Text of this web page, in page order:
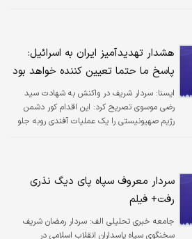
هشدار تهدیدآمیز ایران به اسرائیل:
پاسخ ما حتما تعیین کننده خواهد بود
ايسنا: سردار شریف در واکنش به شهادت سید
رضی موسوی تصریح کرد: این اقدام کور دشمن
رژیم صهیونیستی را یک عملیات آفندی روبه جلو
سردار معروف سپاه پای دیگ نذری
رفت+ فیلم
جامعه خبری تحلیلی الف: سردار رمضان شریف
سخنگوی سپاه پاسداران انقلاب اسلامی در